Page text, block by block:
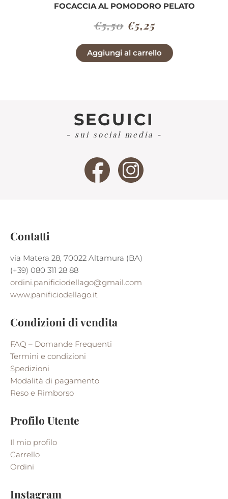
FOCACCIA AL POMODORO PELATO
€5,50 Il
prezzo
originale
€5,25Il
prezzo
attuale
Aggiungi al carrello
SEGUICI
- sui social media -
Contatti
via Matera 28, 70022 Altamura (BA)
(+39) 080 311 28 88
ordini.panificiodellago@gmail.com
www.panificiodellago.it
Condizioni di vendita
FAQ – Domande Frequenti
Termini e condizioni
Spedizioni
Modalità di pagamento
Reso e Rimborso
Profilo Utente
Il mio profilo
Carrello
Ordini
Instagram